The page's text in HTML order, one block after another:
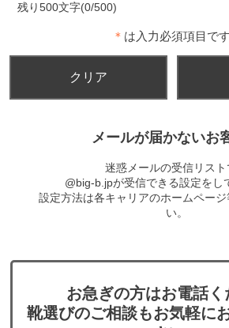
残り500文字(0/500)
＊ は入力必須項目です
メールが届かないお
迷惑メールの受信リスト
@big-b.jpが受信できる設定をし
設定方法は各キャリアのホームページ
い。
お急ぎの方はお電話く
靴選びのご相談もお気軽に